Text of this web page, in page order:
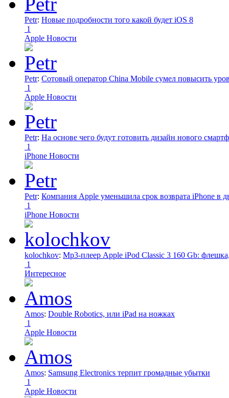
Petr: Новые подробности того какой будет iOS 8
1
Apple Новости
Petr: Сотовый оператор China Mobile сумел повысить
1
Apple Новости
Petr: На основе чего будут готовить дизайн нового
1
iPhone Новости
Petr: Компания Apple уменьшила срок возврата iPhone в
1
iPhone Новости
kolochkov: Mp3-плеер Apple iPod Classic 3 160 Gb:
1
Интересное
Amos: Double Robotics, или iPad на ножках
1
Apple Новости
Amos: Samsung Electronics терпит громадные убытки
1
Apple Новости